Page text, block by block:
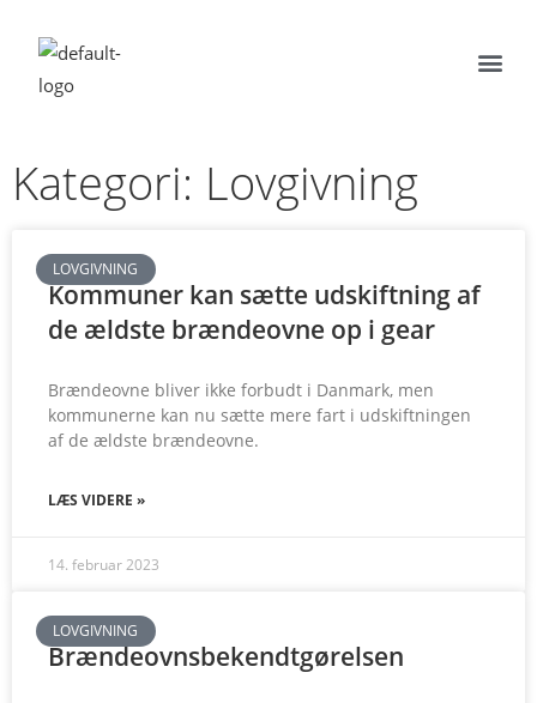
Kategori: Lovgivning
LOVGIVNING
Kommuner kan sætte udskiftning af
de ældste brændeovne op i gear
Brændeovne bliver ikke forbudt i Danmark, men
kommunerne kan nu sætte mere fart i udskiftningen
af de ældste brændeovne.
LÆS VIDERE »
14. februar 2023
LOVGIVNING
Brændeovnsbekendtgørelsen